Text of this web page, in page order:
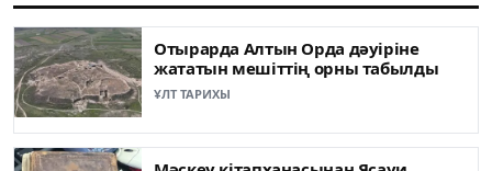
Отырарда Алтын Орда дәуіріне
жататын мешіттің орны табылды
ҰЛТ ТАРИХЫ